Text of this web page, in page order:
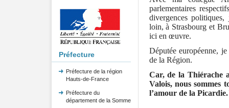
Préfecture
Préfecture de la région
Hauts-de-France
Préfecture du
département de la Somme
parlementaires
divergences
loin, à Strasbourg et
ici en œuvre.
Députée européenne,
de la Région.
Car, de la Thiérache
Valois, nous sommes
l’amour de la